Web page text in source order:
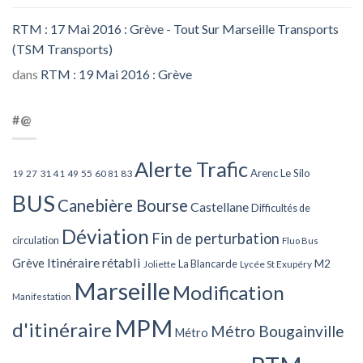
RTM : 17 Mai 2016 : Grève - Tout Sur Marseille Transports
(TSM Transports)
dans RTM : 19 Mai 2016 : Grève
#@
19 27 31 41 49 55 60 81 83 Alerte TraficArenc Le Silo
BUS Canebière Bourse Castellane Difficultés de
circulation Déviation Fin de perturbation Fluo Bus
Grève Itinéraire rétabli Joliette La Blancarde Lycée St Exupéry M2
Manifestation Marseille Modification
d'itinéraire MPM Métro Métro Bougainville